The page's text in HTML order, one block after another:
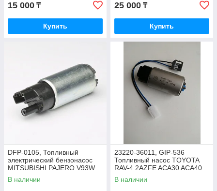
15 000 ₸
Купить
25 000 ₸
Купить
DFP-0105, Топливный
электрический бензонасос
MITSUBISHI PAJERO V93W
6G72, MONTERO SPORT
K96W, DENSO, JAPAN
В наличии
23220-36011, GIP-536
Топливный насос TOYOTA
RAV-4 2AZFE ACA30 ACA40
08- NX200 AGZ10 2ARFXE
2014
В наличии